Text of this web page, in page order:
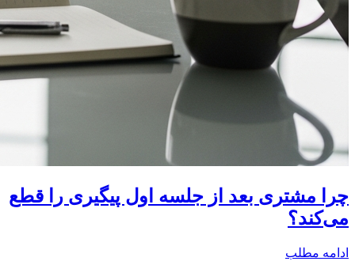
چرا مشتری بعد از جلسه اول پیگیری را قطع
می‌کند؟
ادامه مطلب